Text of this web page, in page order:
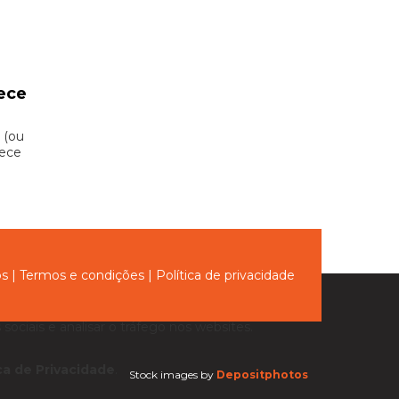
(ou
| Termos e condições | Política de privacidade
Stock images by Depositphotos
e analisar o tráfego nos websites.